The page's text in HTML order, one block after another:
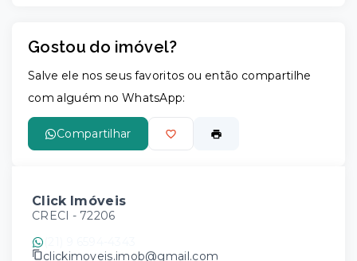
Gostou do imóvel?
Salve ele nos seus favoritos ou então compartilhe
com alguém no WhatsApp:
Compartilhar
Click Imóveis
CRECI - 72206
clickimoveis.imob@gmail.com